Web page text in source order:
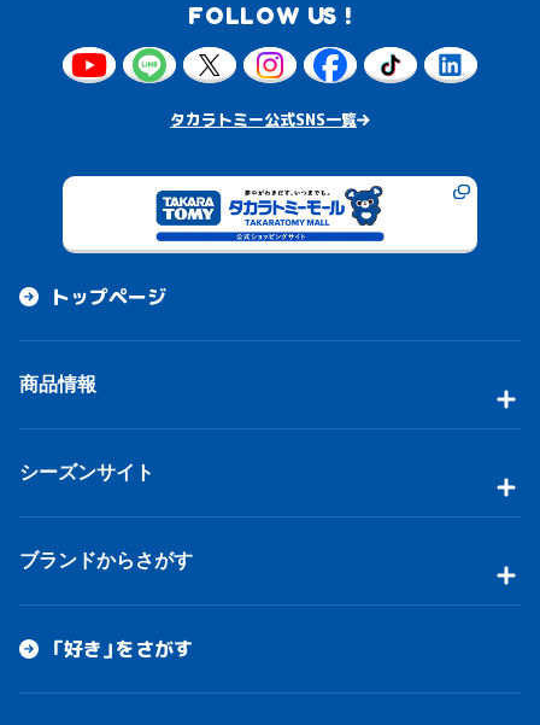
FOLLOW US !
タカラトミー公式SNS一覧
トップページ
商品情報
シーズンサイト
ブランドからさがす
「好き」をさがす